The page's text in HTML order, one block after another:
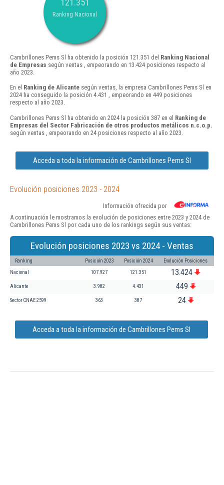
121.351
Ranking Nacional
Cambrillones Pems Sl ha obtenido la posición 121.351 del Ranking Nacional
de Empresas según ventas , empeorando en 13.424 posiciones respecto al
año 2023.
En el Ranking de Alicante según ventas, la empresa Cambrillones Pems Sl en
2024 ha conseguido la posición 4.431 , empeorando en 449 posiciones
respecto al año 2023.
Cambrillones Pems Sl ha obtenido en 2024 la posición 387 en el Ranking de
Empresas del Sector Fabricación de otros productos metálicos n.c.o.p.
según ventas , empeorando en 24 posiciones respecto al año 2023.
Acceda a toda la información de Cambrillones Pems Sl
Evolución posiciones 2023 - 2024
Información ofrecida por
A continuación le mostramos la evolución de posiciones entre 2023 y 2024 de
Cambrillones Pems Sl por cada uno de los rankings según sus ventas:
Evolución posiciones 2023 vs 2024 - Ventas
Ranking Posición 2023 Posición 2024 Evolución Posiciones
Nacional 107.927 121.351 13.424
Alicante 3.982 4.431 449
Sector CNAE 2599 363 387 24
Acceda a toda la información de Cambrillones Pems Sl